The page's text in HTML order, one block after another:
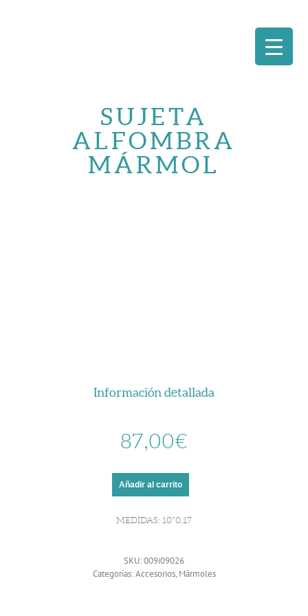
SUJETA
ALFOMBRA
MÁRMOL
Información detallada
87,00€
Añadir al carrito
MEDIDAS: 10*0,17
SKU:009i09026
Categorías:Accesorios, Mármoles